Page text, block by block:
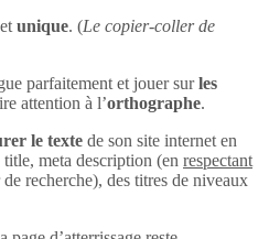
et unique. (Le copier-coller de
parfaitement et jouer surles
attention à l’orthographe.
le texte de son site internet en
title, meta description (en respectant
recherche), des titres de niveaux